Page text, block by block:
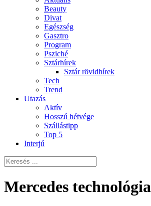
Beauty
Divat
Egészség
Gasztro
Program
Psziché
Sztárhírek
Sztár rövidhírek
Tech
Trend
Utazás
Aktív
Hosszú hétvége
Szállástipp
Top 5
Interjú
Mercedes technológia